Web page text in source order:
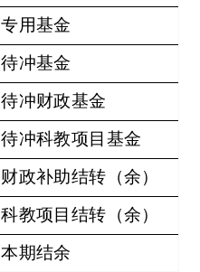
专用基金
待冲基金
待冲财政基金
待冲科教项目基金
财政补助结转（余）
科教项目结转（余）
本期结余